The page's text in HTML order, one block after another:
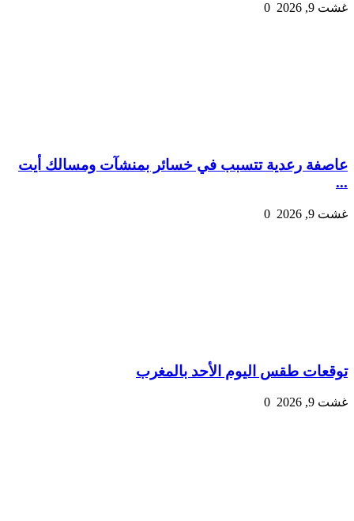
غشت 9, 2026
عاصفة رعدية تتسبب في خسائر بمنشآت ومسالك أيت
...
غشت 9, 2026
توقعات طقس اليوم الأحد بالمغرب
غشت 9, 2026